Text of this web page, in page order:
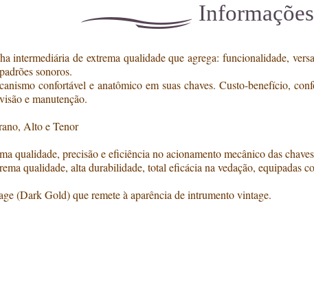
intermediária de extrema qualidade que agrega: funcionalidade,
sonoros.
confortável e anatômico em suas chaves. Custo-benefício,
e manutenção.
Alto e Tenor
qualidade, precisão e eficiência no acionamento mecânico das
qualidade, alta durabilidade, total eficácia na vedação, equipadas
(Dark Gold) que remete à aparência de intrumento vintage.